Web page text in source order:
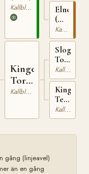
Kallblodig Travare
Kinge
Tora
(NO)
Kallblodig Travare
75
Elnett
(NO)
T-
24864
Kallblodig Travare
Slogum
Tor
(NO)
N
2080
Kallblodig Travare
Kinge
Terna
(NO)
T-
Kallblodig Travare
gång (linjeavel)
än en gång